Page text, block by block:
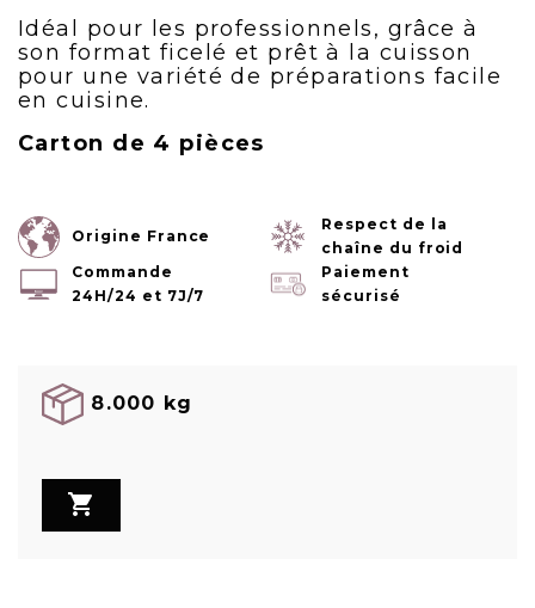
Idéal pour les professionnels, grâce à
son format ficelé et prêt à la cuisson
pour une variété de préparations facile
en cuisine.
Carton de 4 pièces
Origine France
Respect de la
chaîne du froid
Commande
24H/24 et 7J/7
Paiement
sécurisé
8.000 kg
